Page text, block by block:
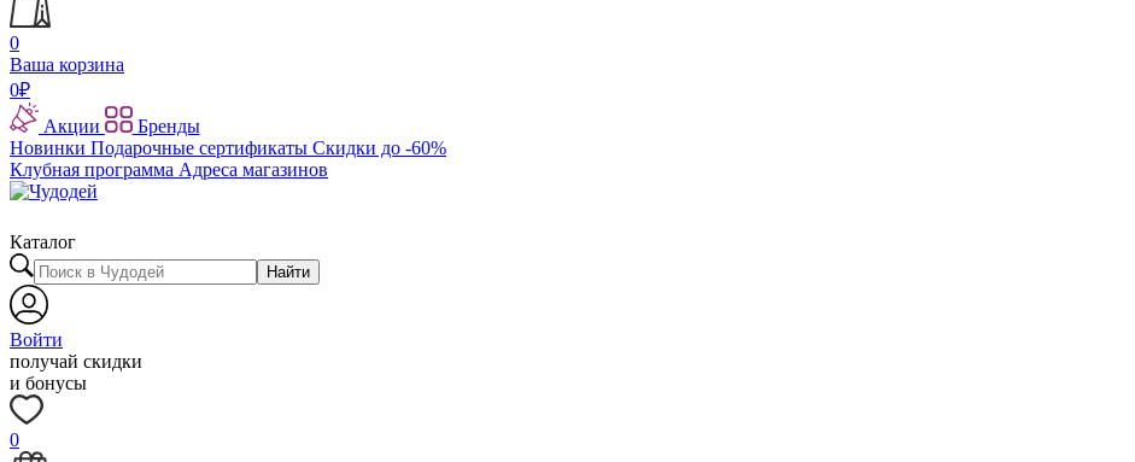
0
Ваша корзина
0₽
Акции
Бренды
Новинки Подарочные сертификаты Скидки до -60%
Клубная программа Адреса магазинов
Каталог
Найти
Войти
получай скидки
и бонусы
0